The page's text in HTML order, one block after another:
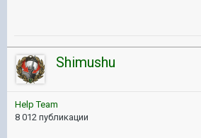
Shimushu
Help Team
8 012 публикации